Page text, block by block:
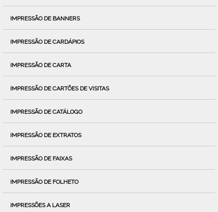
IMPRESSÃO DE BANNERS
IMPRESSÃO DE CARDÁPIOS
IMPRESSÃO DE CARTA
IMPRESSÃO DE CARTÕES DE VISITAS
IMPRESSÃO DE CATÁLOGO
IMPRESSÃO DE EXTRATOS
IMPRESSÃO DE FAIXAS
IMPRESSÃO DE FOLHETO
IMPRESSÕES A LASER